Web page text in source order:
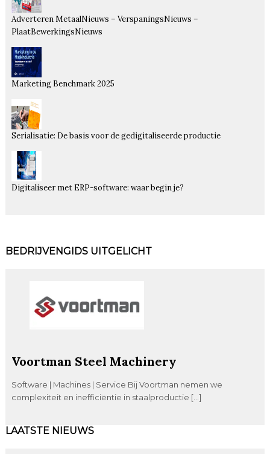
Adverteren MetaalNieuws – VerspaningsNieuws –
PlaatBewerkingsNieuws
Marketing Benchmark 2025
Serialisatie: De basis voor de gedigitaliseerde productie
Digitaliseer met ERP-software: waar begin je?
BEDRIJVENGIDS UITGELICHT
Voortman Steel Machinery
Software | Machines | Service Bij Voortman nemen we
complexiteit en inefficiëntie in staalproductie […]
LAATSTE NIEUWS